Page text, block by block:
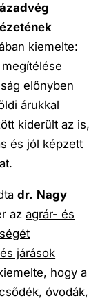
kiemelte:
előnyben
árukkal
kiderült az is,
és jól képzett
dr. Nagy
azagrár- és
járások
hogy a
óvodák,